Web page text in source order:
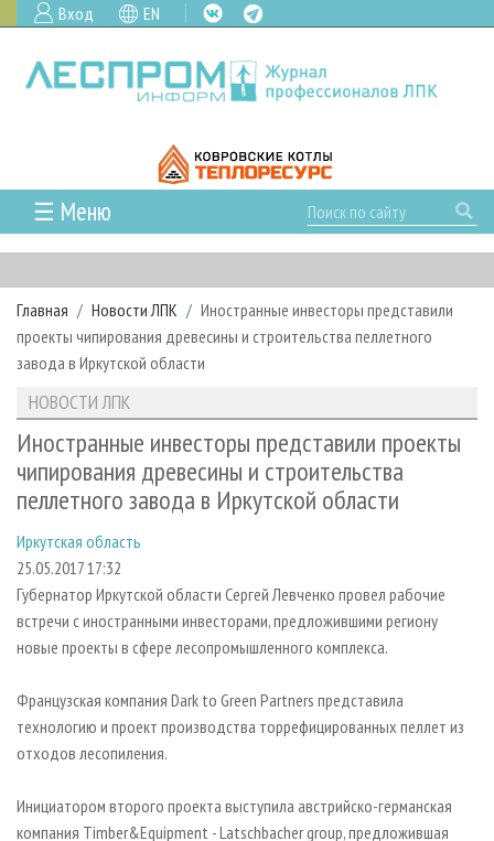
Вход EN
☰ Меню
ГЛАВНАЯ
РУБРИКИ И ТЕМЫ
РУБРИКИ ЖУРНАЛА
ЛЕСНОЕ ХОЗЯЙСТВО
ЛЕСОЗАГОТОВКА
ЛЕСОПИЛЕНИЕ
ДЕРЕВООБРАБОТКА
СУШКА ДРЕВЕСИНЫ
ПРОИЗВОДСТВО ДРЕВЕСНЫХ ПЛИТ
ДЕРЕВЯННОЕ ДОМОСТРОЕНИЕ
ПРОИЗВОДСТВО МЕБЕЛИ
БИОЭНЕРГЕТИКА
ЦБП
ИНСТРУМЕНТ И МАТЕРИАЛЫ
НОВОСТИ
КАЛЕНДАРЬ СОБЫТИЙ
НОВОСТИ ЛПК
НОВОСТИ ЖУРНАЛА
НОВОСТИ КОМПАНИЙ
ПРОЕКТЫ ЛПИ
АНАЛИТИКА
ПРЕДПРИЯТИЯ ЛПК
ЛЕСНЫЕ РЕГИОНЫ РОССИИ
ПЕРСОНЫ
МОБИЛЬНЫЕ ВЫСТАВКИ
ОФИЦИАЛЬНЫЕ ДЕЛЕГАЦИИ
ПРИОРИТЕТНЫЕ ИНВЕСТПРОЕКТЫ
RUSSIAN FORESTRY REVIEW
ГАЗЕТА ЛЕСПРОМФОРУМ
БИБЛИОТЕКА СПЕЦИАЛИСТА
АРХИВ
АРХИВ ЖУРНАЛОВ
СТАТЬИ
О ЖУРНАЛЕ
ПОДПИСКА
КОНТАКТЫ
РЕКЛАМОДАТЕЛЯМ
РЕКЛАМА
РЕКЛАМА НА САЙТЕ
Главная Новости ЛПК
Иностранные инвесторы представили
проекты чипирования древесины и строительства пеллетного
завода в Иркутской области
НОВОСТИ ЛПК
Иностранные инвесторы представили проекты
чипирования древесины и строительства
пеллетного завода в Иркутской области
Иркутская область
25.05.2017 17:32
Губернатор Иркутской области Сергей Левченко провел рабочие
встречи с иностранными инвесторами, предложившими региону
новые проекты в сфере лесопромышленного комплекса.
Французская компания Dark to Green Partners представила
технологию и проект производства торрефицированных пеллет из
отходов лесопиления.
Инициатором второго проекта выступила австрийско-германская
компания Timber&Equipment - Latschbacher group, предложившая